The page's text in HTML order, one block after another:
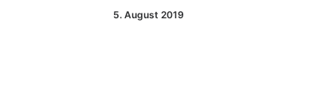
5. August 2019